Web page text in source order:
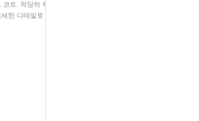
트. 적당히 루즈하면서 체형을
한 디테일로 완성했어요.